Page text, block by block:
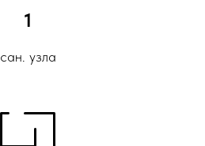
1
сан. узла